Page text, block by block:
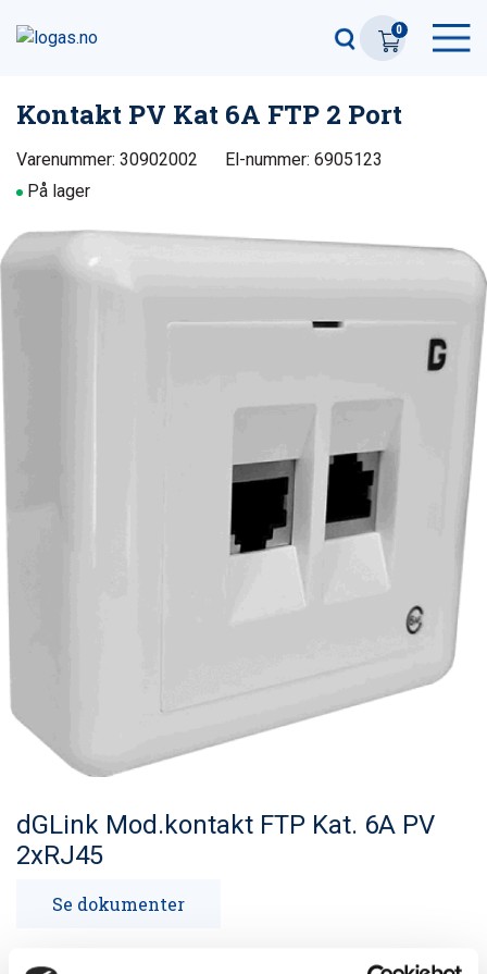
0
dGLink Mod.kontakt FTP Kat. 6A PV
2xRJ45
Se dokumenter
dGLink Modularkontakt FTP Kat.6A PV 2xRJ45
Kontakt PV Kat 6A FTP 2 Port
Varenummer: 30902002
El-nummer: 6905123
På lager